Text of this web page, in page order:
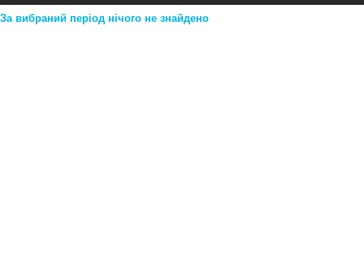
За вибраний період нічого не знайдено